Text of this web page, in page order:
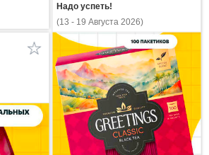
Надо успеть!
(13 - 19 Августа 2026)